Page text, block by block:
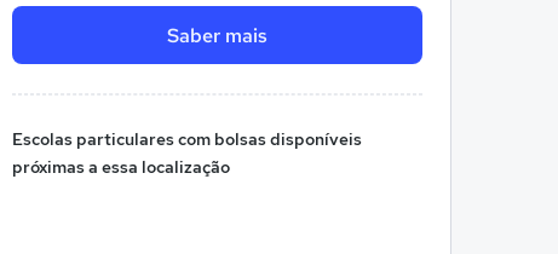
Saber mais
Escolas particulares com bolsas disponíveis
próximas a essa localização